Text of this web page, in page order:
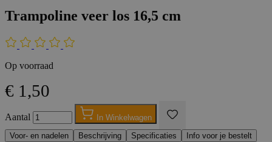
Trampoline veer los 16,5 cm
Op voorraad
€ 1,50
Aantal
In Winkelwagen
Voor- en nadelen
Beschrijving Specificaties Info voor je bestelt